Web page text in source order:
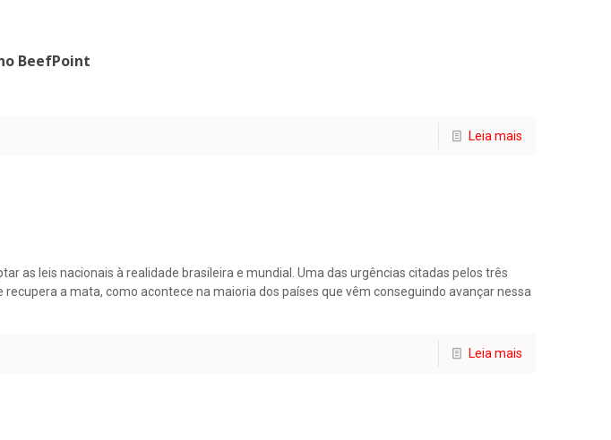
BeefPoint
Leia mais
as leis nacionais à realidade brasileira e mundial. Uma das urgências citadas pelos três
a mata, como acontece na maioria dos países que vêm conseguindo avançar nessa
Leia mais